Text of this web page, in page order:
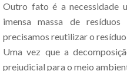
Outro fato é a necessidade
imensa massa de
precisamos reutilizar o
Uma vez que a
prejudicial para o meio